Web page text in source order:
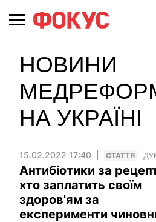
НОВИНИ
НА УКРАЇНІ
15.02.2022 17:40 СТАТТЯ
Антибіотики за
хто заплатить своїм
здоров'ям за
експерименти